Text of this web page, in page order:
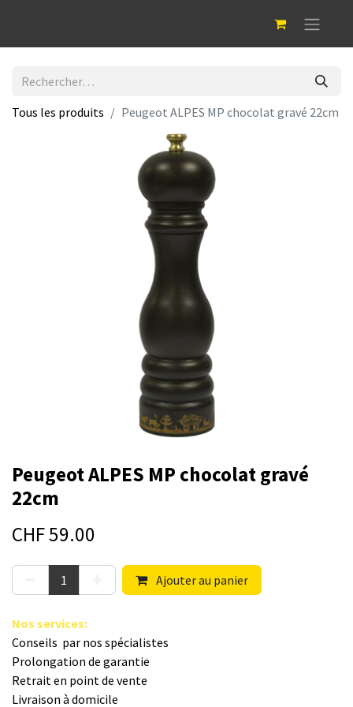
Tous les produits Peugeot ALPES MP chocolat gravé 22cm
Peugeot ALPES MP chocolat gravé
22cm
CHF59.00
Ajouter au panier
Nos s​ervices:
Conseils par nos spé​cialistes
Prolongation de garantie
Retrait en point de vente
Livraison à domicile